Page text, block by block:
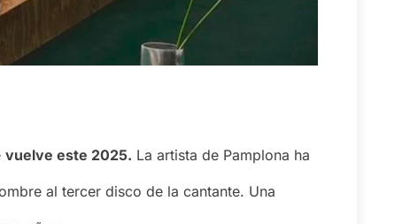
vuelve este 2025. La artista de Pamplona ha
al tercer disco de la cantante. Una